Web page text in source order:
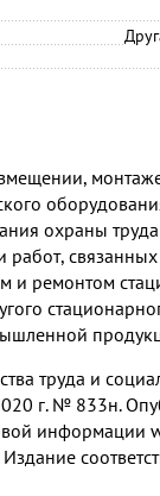
охраны
работ,
и ремонтом
труда и
г. № 833н.
информации